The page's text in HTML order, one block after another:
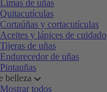
Limas de uñas
Quitacutículas
Cortaúñas y cortacutículas
Aceites y lápices de cuidado
Tijeras de uñas
Endurecedor de uñas
Pintauñas
belleza
Mostrar todos